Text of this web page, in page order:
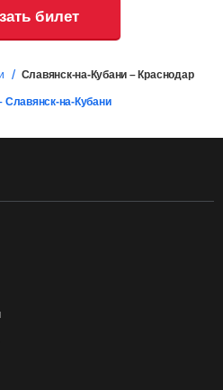
билет
Славянск-на-Кубани – Краснодар
Славянск-на-Кубани